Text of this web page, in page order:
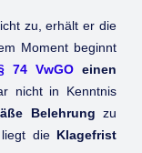
zu, erhält er die
Moment beginnt
74 VwGO einen
nicht in Kenntnis
Belehrung zu
die Klagefrist